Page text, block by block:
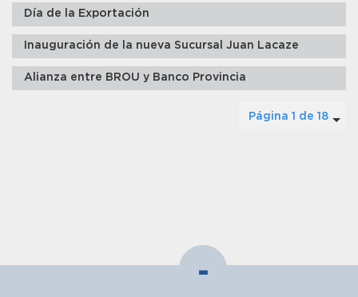
Día de la Exportación
Inauguración de la nueva Sucursal Juan Lacaze
Alianza entre BROU y Banco Provincia
Página 1 de 18
-